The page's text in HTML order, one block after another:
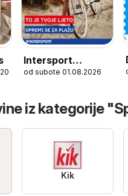
Intersport
Katalog
od subote 01.08.2026
iz kategorije
Kik